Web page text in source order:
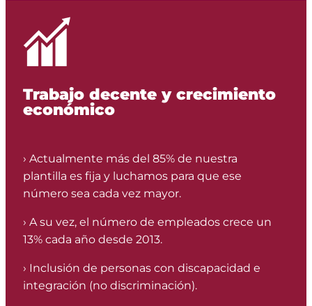
Trabajo decente y crecimiento
económico
› Actualmente más del 85% de nuestra
plantilla es fija y luchamos para que ese
número sea cada vez mayor.
› A su vez, el número de empleados crece un
13% cada año desde 2013.
› Inclusión de personas con discapacidad e
integración (no discriminación).